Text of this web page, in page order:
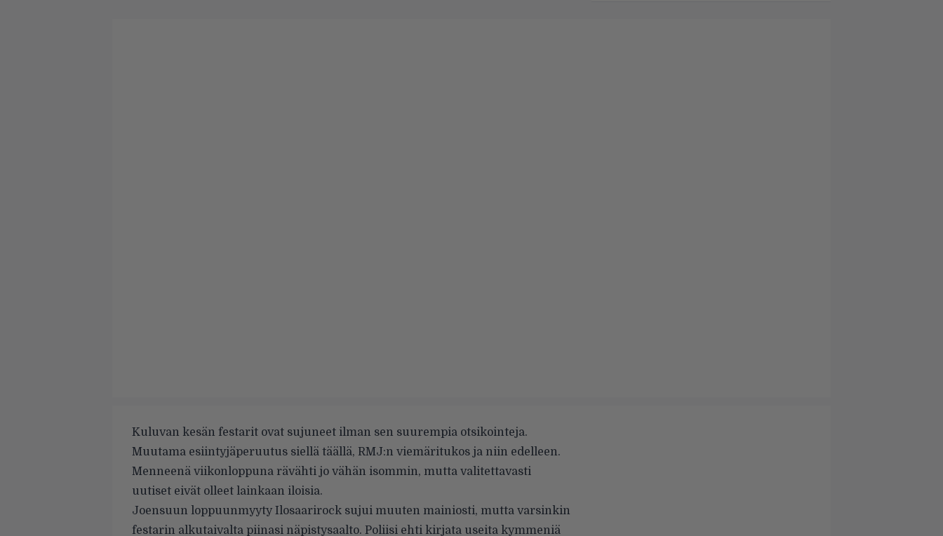
Kuluvan kesän festarit ovat sujuneet ilman sen suurempia otsikointeja.
Muutama esiintyjäperuutus siellä täällä, RMJ:n viemäritukos ja niin edelleen.
Menneenä viikonloppuna rävähti jo vähän isommin, mutta valitettavasti
uutiset eivät olleet lainkaan iloisia.
Joensuun loppuunmyyty Ilosaarirock sujui muuten mainiosti, mutta varsinkin
festarin alkutaivalta piinasi näpistysaalto. Poliisi ehti kirjata useita kymmeniä